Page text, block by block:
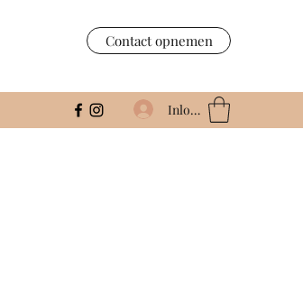
Contact opnemen
Inloggen